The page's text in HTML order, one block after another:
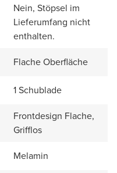
Nein, Stöpsel im
Lieferumfang nicht
enthalten.
Flache Oberfläche
1 Schublade
Frontdesign Flache,
Grifflos
Melamin